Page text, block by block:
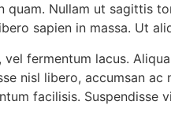
quam. Nullam ut sagittis
sapien in massa. Ut
fermentum lacus.
nisl libero, accumsan
facilisis.